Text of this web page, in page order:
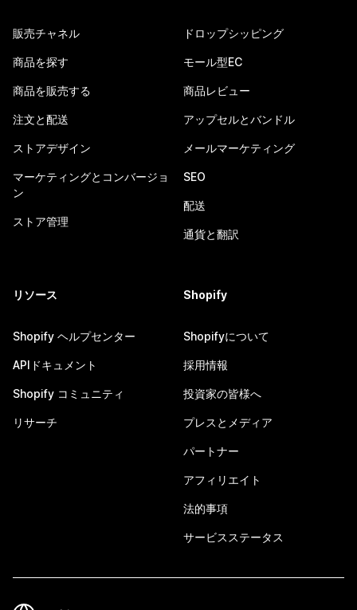
販売チャネル
商品を探す
商品を販売する
注文と配送
ストアデザイン
マーケティングとコンバージョ
ン
ストア管理
ドロップシッピング
モール型EC
商品レビュー
アップセルとバンドル
メールマーケティング
SEO
配送
通貨と翻訳
リソース
Shopify ヘルプセンター
APIドキュメント
Shopify コミュニティ
リサーチ
Shopify
Shopifyについて
採用情報
投資家の皆様へ
プレスとメディア
パートナー
アフィリエイト
法的事項
サービスステータス